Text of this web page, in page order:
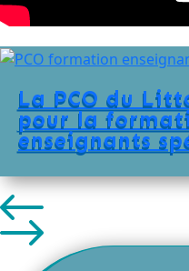
La PCO du
pour la
enseignants